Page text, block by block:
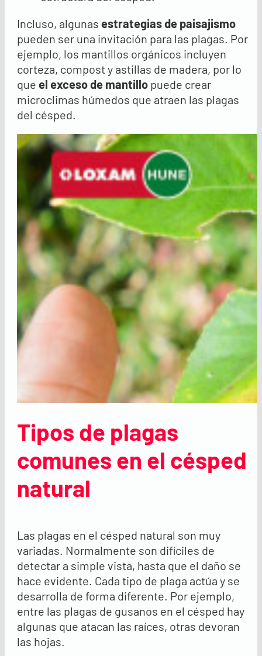
Incluso, algunasestrategias de paisajismo
pueden ser una invitación para las plagas. Por
ejemplo, los mantillos orgánicos incluyen
corteza, compost y astillas de madera, por lo
queel exceso de mantillo puede crear
microclimas húmedos que atraen las plagas
del césped.
Tipos de plagas
comunes en el césped
natural
Las plagas en el césped natural son muy
variadas. Normalmente son difíciles de
detectar a simple vista, hasta que el daño se
hace evidente. Cada tipo de plaga actúa y se
desarrolla de forma diferente. Por ejemplo,
entre las plagas de gusanos en el césped hay
algunas que atacan las raíces, otras devoran
las hojas.